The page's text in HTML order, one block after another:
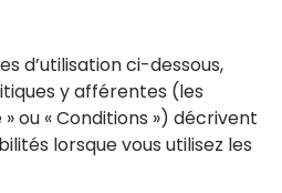
d’utilisation ci-dessous,
y afférentes (les
ou « Conditions ») décrivent
lorsque vous utilisez les